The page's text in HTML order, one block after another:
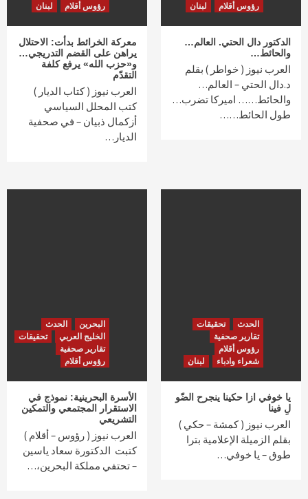
رؤوس أقلام
لبنان
الدكتور دال الحتي. العالم…
والحائط…
العرب نيوز ( خواطر ) بقلم
د.دال الحتي – العالم…
والحائط…… اميركا تضرب…
طول الحائط……
رؤوس أقلام
لبنان
معركة الخرائط بدأت: الاحتلال
يراهن على القضم التدريجي…
و«حزب الله» يرفع كلفة
التقدّم‏
العرب نيوز ( كتاب الديار )
كتب المحلل السياسي
أزكمال ذبيان – في صحفية
الديار…
الحدث
تحقيقات
تقارير صحفية
رؤوس أقلام
شعراء وادباء
لبنان
يا خوفي ازا حكينا ينجرح الضّو
لِ فينا
العرب نيوز ( كمشة – حكي )
بقلم الزميلة الإعلامية بترا
طوق – يا خوفي…
البحرين
الحدث
الخليج العربي
تحقيقات
تقارير صحفية
رؤوس أقلام
الأسرة البحرينية: نموذج في
الاستقرار المجتمعي والتمكين
التشريعي
العرب نيوز ( رؤوس – أقلام )
كتبت الدكتورة سعاد ياسين
– تحتفي مملكة البحرين،…